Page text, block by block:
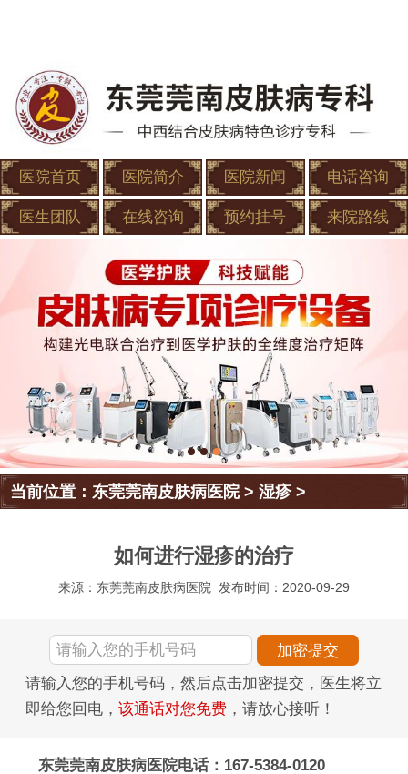
医院首页 医院简介 医院新闻 电话咨询
医生团队 在线咨询 预约挂号 来院路线
当前位置：东莞莞南皮肤病医院>湿疹>
如何进行湿疹的治疗
来源：东莞莞南皮肤病医院 发布时间：2020-09-29
请输入您的手机号码，然后点击加密提交，医生将立
即给您回电， 该通话对您免费 ，请放心接听！
东莞莞南皮肤病医院电话：167-5384-0120